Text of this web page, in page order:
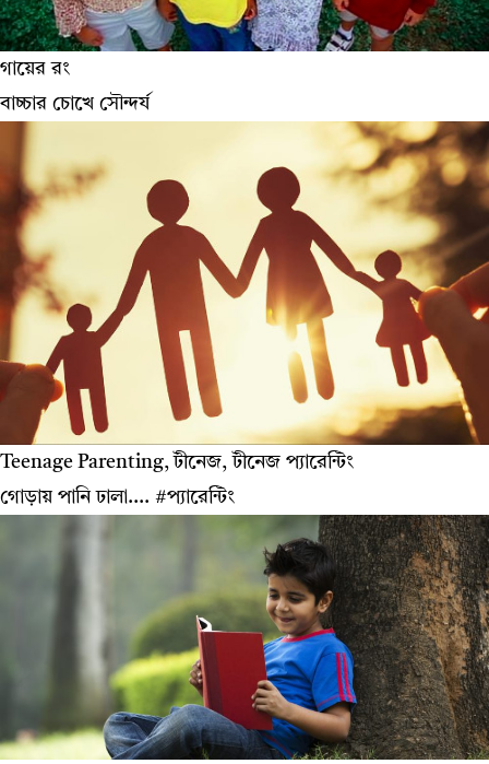
গায়ের রং
বাচ্চার চোখে সৌন্দর্য
Teenage Parenting, টীনেজ, টীনেজ প্যারেন্টিং
গোড়ায় পানি ঢালা.... #প্যারেন্টিং